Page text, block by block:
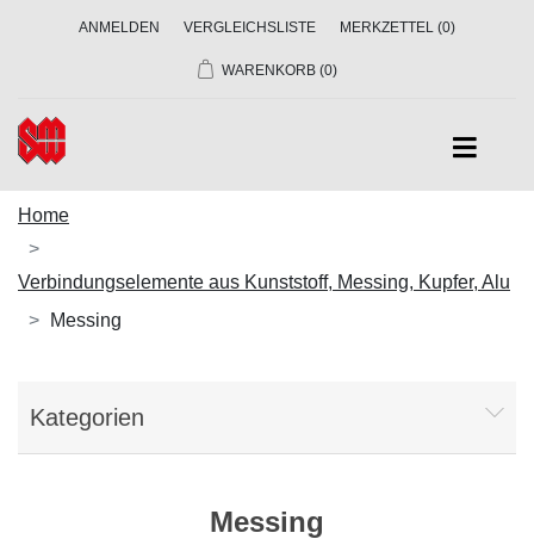
ANMELDEN VERGLEICHSLISTE MERKZETTEL (0)
WARENKORB (0)
Home
Verbindungselemente aus Kunststoff, Messing, Kupfer, Alu
Messing
Kategorien
Messing